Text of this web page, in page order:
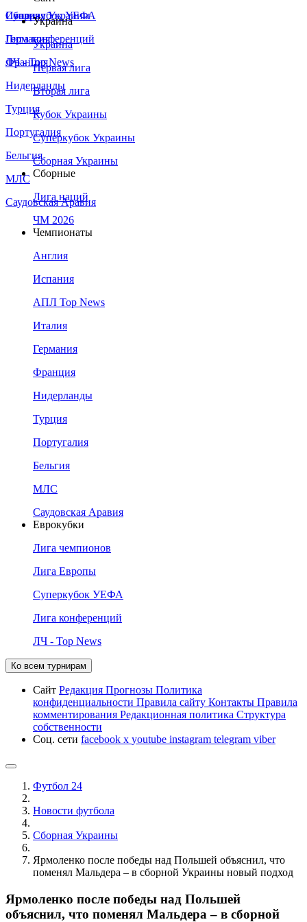
Сборная Украины
Италия
Германия
Франция
Нидерланды
Турция
Португалия
Бельгия
МЛС
Саудовская Аравия
Суперкубок УЕФА
Лига конференций
ЛЧ - Top News
Украина
Украина
Первая лига
Вторая лига
Кубок Украины
Суперкубок Украины
Сборная Украины
Сборные
Лига наций
ЧМ 2026
Чемпионаты
Англия
Испания
АПЛ Top News
Италия
Германия
Франция
Нидерланды
Турция
Португалия
Бельгия
МЛС
Саудовская Аравия
Еврокубки
Лига чемпионов
Лига Европы
Суперкубок УЕФА
Лига конференций
ЛЧ - Top News
Ко всем турнирам
Сайт Редакция Прогнозы Политика
конфиденциальности Правила сайту Контакты Правила
комментирования Редакционная политика Структура
собственности
Соц. сети facebook x youtube instagram telegram viber
Футбол 24
Новости футбола
Сборная Украины
Ярмоленко после победы над Польшей объяснил, что
поменял Мальдера – в сборной Украины новый подход
Ярмоленко после победы над Польшей
объяснил, что поменял Мальдера – в сборной